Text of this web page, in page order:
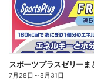
7月28日 ～8月31日